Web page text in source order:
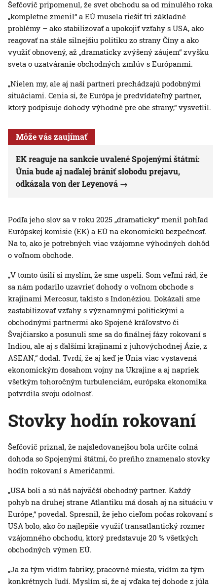
Šefčovič pripomenul, že svet obchodu sa od minulého roka
„kompletne zmenil“ a EÚ musela riešiť tri základné
problémy – ako stabilizovať a upokojiť vzťahy s USA, ako
reagovať na stále silnejšiu politiku zo strany Číny a ako
využiť obnovený, až „dramaticky zvýšený záujem“ zvyšku
sveta o uzatváranie obchodných zmlúv s Európanmi.
„Nielen my, ale aj naši partneri prechádzajú podobnými
situáciami. Cenia si, že Európa je predvídateľný partner,
ktorý podpisuje dohody výhodné pre obe strany,“ vysvetlil.
Môže vás zaujímať
EK reaguje na sankcie uvalené Spojenými štátmi:
Únia bude aj naďalej brániť slobodu prejavu,
odkázala von der Leyenová
Podľa jeho slov sa v roku 2025 „dramaticky“ menil pohľad
Európskej komisie (EK) a EÚ na ekonomickú bezpečnosť.
Na to, ako je potrebných viac vzájomne výhodných dohôd
o voľnom obchode.
„V tomto úsilí si myslím, že sme uspeli. Som veľmi rád, že
sa nám podarilo uzavrieť dohody o voľnom obchode s
krajinami Mercosur, takisto s Indonéziou. Dokázali sme
zastabilizovať vzťahy s významnými politickými a
obchodnými partnermi ako Spojené kráľovstvo či
Švajčiarsko a posunuli sme sa do finálnej fázy rokovaní s
Indiou, ale aj s ďalšími krajinami z juhovýchodnej Ázie, z
ASEAN,“ dodal. Tvrdí, že aj keď je Únia viac vystavená
ekonomickým dosahom vojny na Ukrajine a aj napriek
všetkým tohoročným turbulenciám, európska ekonomika
potvrdila svoju odolnosť.
Stovky hodín rokovaní
Šefčovič priznal, že najsledovanejšou bola určite colná
dohoda so Spojenými štátmi, čo preňho znamenalo stovky
hodín rokovaní s Američanmi.
„USA boli a sú náš najväčší obchodný partner. Každý
pohyb na druhej strane Atlantiku má dosah aj na situáciu v
Európe,“ povedal. Spresnil, že jeho cieľom počas rokovaní s
USA bolo, ako čo najlepšie využiť transatlantický rozmer
vzájomného obchodu, ktorý predstavuje 20 % všetkých
obchodných výmen EÚ.
„Ja za tým vidím fabriky, pracovné miesta, vidím za tým
konkrétnych ľudí. Myslím si, že aj vďaka tej dohode z júla